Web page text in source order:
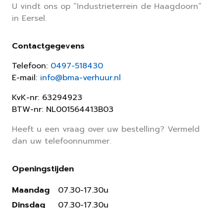
U vindt ons op “Industrieterrein de Haagdoorn”
in Eersel.
Contactgegevens
Telefoon: 0497-518430
E-mail: info@bma-verhuur.nl
KvK-nr: 63294923
BTW-nr: NL001564413B03
Heeft u een vraag over uw bestelling? Vermeld
dan uw telefoonnummer.
Openingstijden
Maandag
Dinsdag
07.30-17.30u
07.30-17.30u